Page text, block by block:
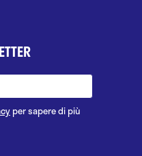
per sapere di più